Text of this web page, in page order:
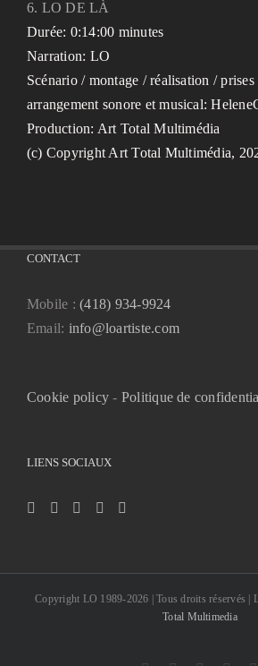
6. LO DE LÀ
Durée: 0:14:00 minutes
Narration: LO
Scénario / montage / réalisation /
arrangement sonore et musical:
Production: Art Total Multimédia
(c) Copyright Art Total Multimédia,
CONTACT
Mobile :(418) 934-9924
Email: info@loartiste.com
Cookie policy - Politique de
LIENS SOCIAUX
Copyright LO 1989-2026 | Tous droits réservés |
Total Multimedia